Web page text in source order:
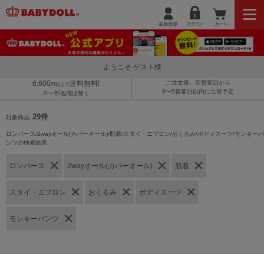
ようこそ ゲスト様
6,600 円以上で送料無料!
※一部地域は除く
ご注文後、翌営業日から
3〜5営業日以内に出荷予定
対象商品 29件
ロンパース/2wayオール(カバーオール)/肌着/スタイ・エプロン/おくるみ/ボディスーツ/モンキーパ
ンツの検索結果
ロンパース 2wayオール(カバーオール) 肌着
スタイ・エプロン おくるみ ボディスーツ
モンキーパンツ